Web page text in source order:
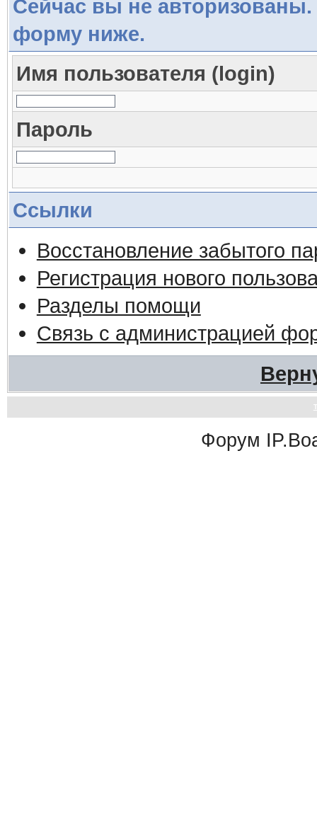
Сейчас вы не авторизованы.
форму ниже.
Имя пользователя (login)
Пароль
Ссылки
Восстановление забытого
Регистрация нового
Разделы помощи
Связь с администрацией
Форум